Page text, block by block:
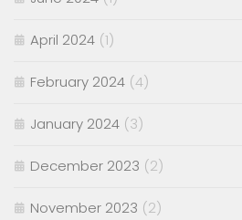
April 2024 (1)
February 2024 (4)
January 2024 (3)
December 2023 (2)
November 2023 (2)